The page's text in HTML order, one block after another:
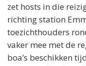
zet hosts in die
richting station
toezichthouders
vaker mee met de
boa’s beschikken